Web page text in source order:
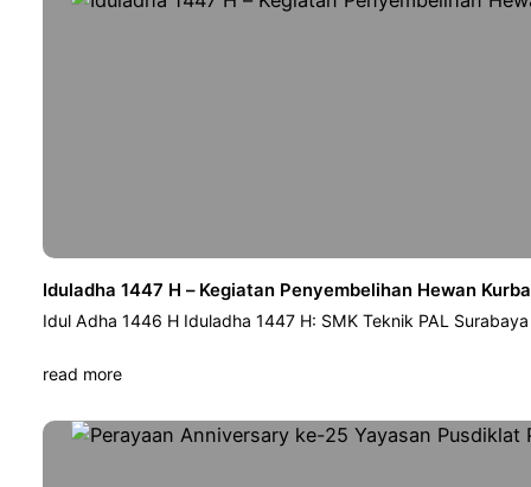
Iduladha 1447 H – Kegiatan Penyembelihan Hewan
Idul Adha 1446 H Iduladha 1447 H: SMK Teknik PAL
read more